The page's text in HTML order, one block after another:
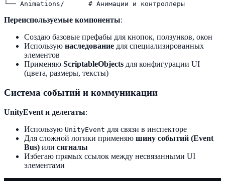
Переиспользуемые компоненты:
Создаю базовые префабы для кнопок, ползунков, окон
Использую наследование для специализированных
элементов
Применяю ScriptableObjects для конфигурации UI
(цвета, размеры, тексты)
Система событий и коммуникации
UnityEvent и делегаты:
Использую UnityEvent для связи в инспекторе
Для сложной логики применяю шину событий (Event
Bus) или сигналы
Избегаю прямых ссылок между несвязанными UI
элементами